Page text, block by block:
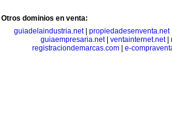
Otros dominios en venta:
guiadelaindustria.net propiedadesenventa.net
guiaempresaria.net| ventainternet.net|
registraciondemarcas.com
e-